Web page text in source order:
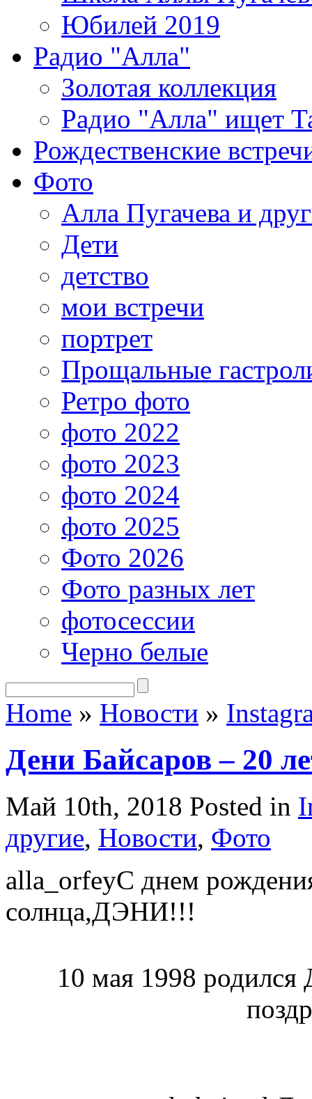
Юбилей 2019
Радио "Алла"
Золотая коллекция
Радио "Алла" ищет
Рождественские
Фото
Алла Пугачева и
Дети
детство
мои встречи
портрет
Прощальные
Ретро фото
фото 2022
фото 2023
фото 2024
фото 2025
Фото 2026
Фото разных лет
фотосессии
Черно белые
Home » Новости »
Дени Байсаров – 20
Май 10th, 2018 Posted in
другие, Новости, Фото
alla_orfeyС днем
солнца,ДЭНИ!!!
10 мая 1998